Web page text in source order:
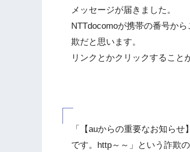
メッセージが届きました。
NTTdocomoが携帯の番号か
欺だと思います。
リンクとかクリックすること
「【auからの重要なお知ら
です。http～～」という詐欺